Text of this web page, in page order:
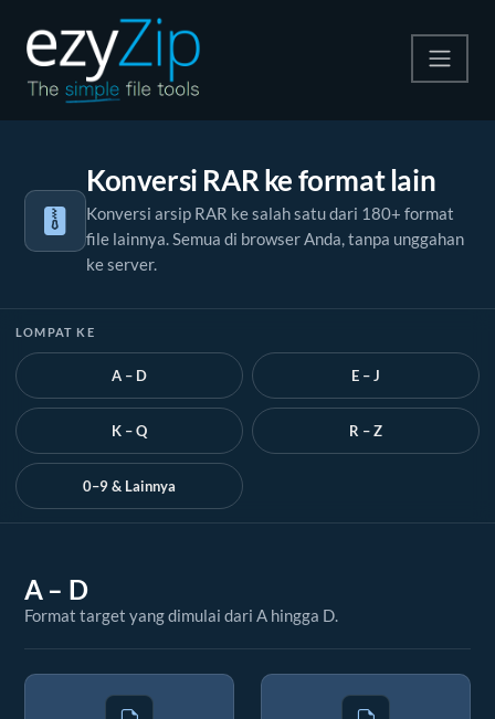
Ekstrak
Konverter
Konversi RAR ke format lain
Konversi arsip RAR ke salah satu dari 180+ format
file lainnya. Semua di browser Anda, tanpa unggahan
ke server.
LOMPAT KE
A – D E – J
K – Q R – Z
0–9 & Lainnya
A – D
Format target yang dimulai dari A hingga D.